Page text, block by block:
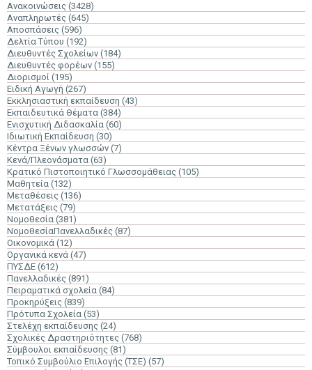
Ανακοινώσεις (3428)
Αναπληρωτές (645)
Αποσπάσεις (596)
Δελτία Τύπου (192)
Διευθυντές Σχολείων (184)
Διευθυντές φορέων (155)
Διορισμοί (195)
Ειδική Αγωγή (267)
Εκκλησιαστική εκπαίδευση (43)
Εκπαιδευτικά Θέματα (384)
Ενισχυτική Διδασκαλία (60)
Ιδιωτική Εκπαίδευση (30)
Κέντρα Ξένων γλωσσών (7)
Κενά/Πλεονάσματα (63)
Κρατικό Πιστοποιητικό Γλωσσομάθειας (105)
Μαθητεία (132)
Μεταθέσεις (136)
Μετατάξεις (79)
Νομοθεσία (381)
ΝομοθεσίαΠανελλαδικές (87)
Οικονομικά (12)
Οργανικά κενά (47)
ΠΥΣΔΕ (612)
Πανελλαδικές (891)
Πειραματικά σχολεία (84)
Προκηρύξεις (839)
Πρότυπα Σχολεία (53)
Στελέχη εκπαίδευσης (24)
Σχολικές Δραστηριότητες (768)
Σύμβουλοι εκπαίδευσης (81)
Τοπικό Συμβούλιο Επιλογής (ΤΣΕ) (57)